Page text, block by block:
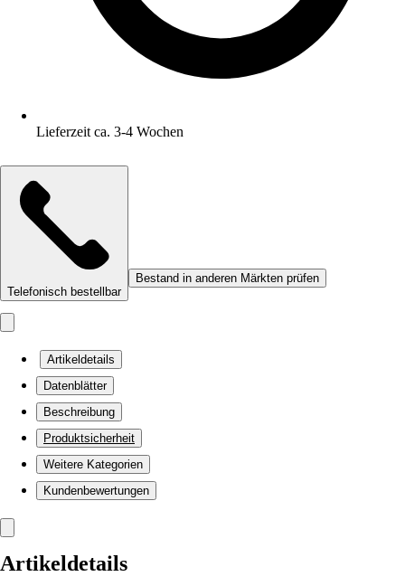
Lieferzeit ca. 3-4 Wochen
Telefonisch bestellbar
Bestand in anderen Märkten prüfen
Artikeldetails
Datenblätter
Beschreibung
Produktsicherheit
Weitere Kategorien
Kundenbewertungen
Artikeldetails